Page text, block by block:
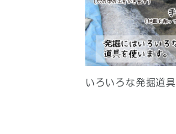
いろいろな発掘道具